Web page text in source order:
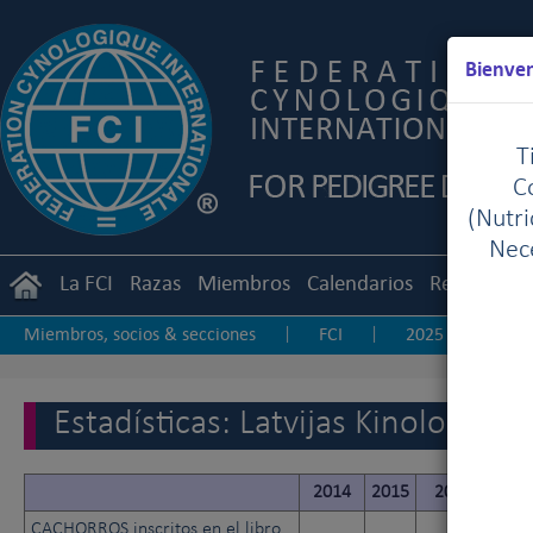
La FCI Razas Miembros Calendarios
Miembros, socios & secciones FCI 2025
Estadísticas: Latvijas Kinologiska
2014 2015 2016